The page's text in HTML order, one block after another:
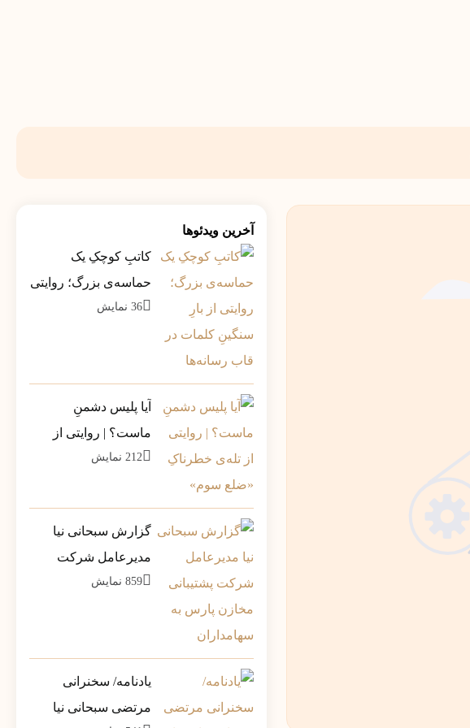
آخرین ویدئوها
کاتبِ کوچکِ یک
حماسه‌ی بزرگ؛ روایتی
از بارِ سنگینِ کلمات در
36 نمایش
آیا پلیس دشمنِ
ماست؟ | روایتی از
تله‌ی خطرناکِ «ضلع
212 نمایش
گزارش سبحانی نیا
مدیرعامل شرکت
پشتیبانی مخازن پارس
859 نمایش
یادنامه/ سخنرانی
مرتضی سبحانی نیا